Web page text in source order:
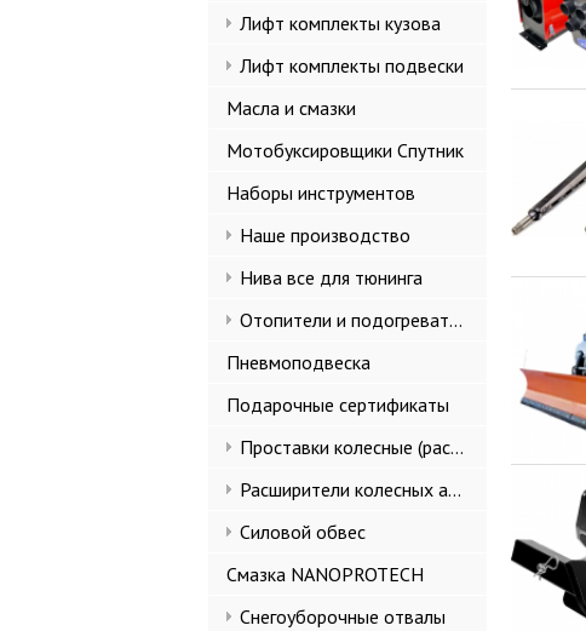
Лифт комплекты кузова
Лифт комплекты подвески
Масла и смазки
Мотобуксировщики Спутник
Наборы инструментов
Наше производство
Нива все для тюнинга
Отопители и подогреватели
Пневмоподвеска
Подарочные сертификаты
Проставки колесные (расширители колеи)
Расширители колесных арок и брызговики
Силовой обвес
Смазка NANOPROTECH
Снегоуборочные отвалы